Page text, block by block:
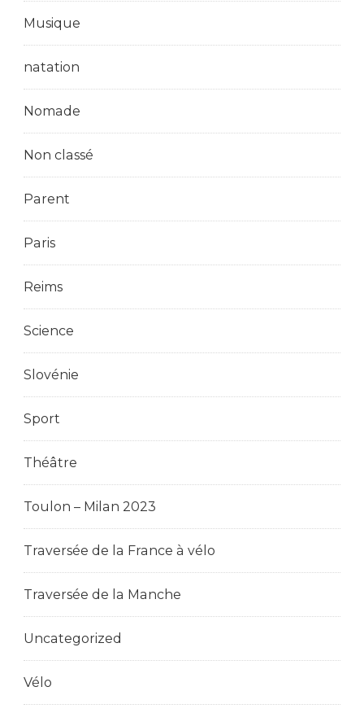
Musique
natation
Nomade
Non classé
Parent
Paris
Reims
Science
Slovénie
Sport
Théâtre
Toulon – Milan 2023
Traversée de la France à vélo
Traversée de la Manche
Uncategorized
Vélo